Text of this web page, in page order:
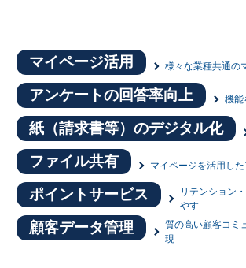
マイページ活用 様々な業種共通の
アンケートの回答率向上 機能
紙（請求書等）のデジタル化
ファイル共有 マイページを活用し
ポイントサービス
リテンション
やす
顧客データ管理
質の高い顧客コミ
現